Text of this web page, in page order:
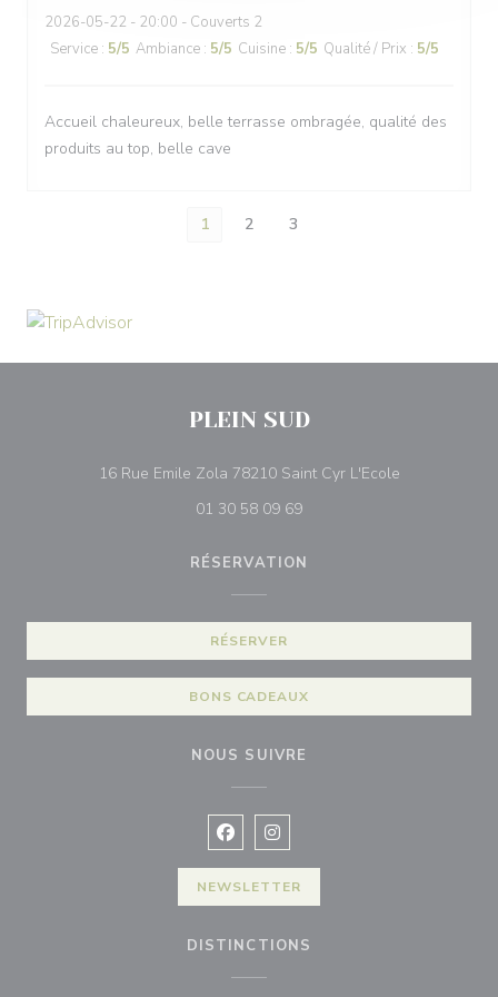
2026-05-22 - 20:00 - Couverts 2
Service : 5/5 Ambiance : 5/5 Cuisine : 5/5 Qualité / Prix : 5/5
Accueil chaleureux, belle terrasse ombragée, qualité des
produits au top, belle cave
1 2 3
PLEIN SUD
16 Rue Emile Zola 78210 Saint Cyr L'Ecole((ouvre une
01 30 58 09 69
RÉSERVATION
RÉSERVER
BONS CADEAUX
NOUS SUIVRE
Facebook ((ouvre une nouvelle
Instagram ((ouvre une
NEWSLETTER
DISTINCTIONS